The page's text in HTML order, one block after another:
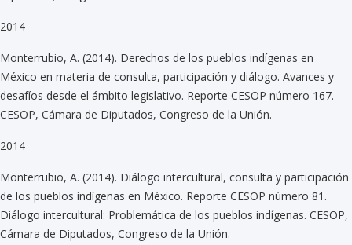
2014
Monterrubio, A. (2014). Derechos de los pueblos indígenas en
México en materia de consulta, participación y diálogo. Avances y
desafíos desde el ámbito legislativo. Reporte CESOP número 167.
CESOP, Cámara de Diputados, Congreso de la Unión.
2014
Monterrubio, A. (2014). Diálogo intercultural, consulta y participación
de los pueblos indígenas en México. Reporte CESOP número 81.
Diálogo intercultural: Problemática de los pueblos indígenas. CESOP,
Cámara de Diputados, Congreso de la Unión.